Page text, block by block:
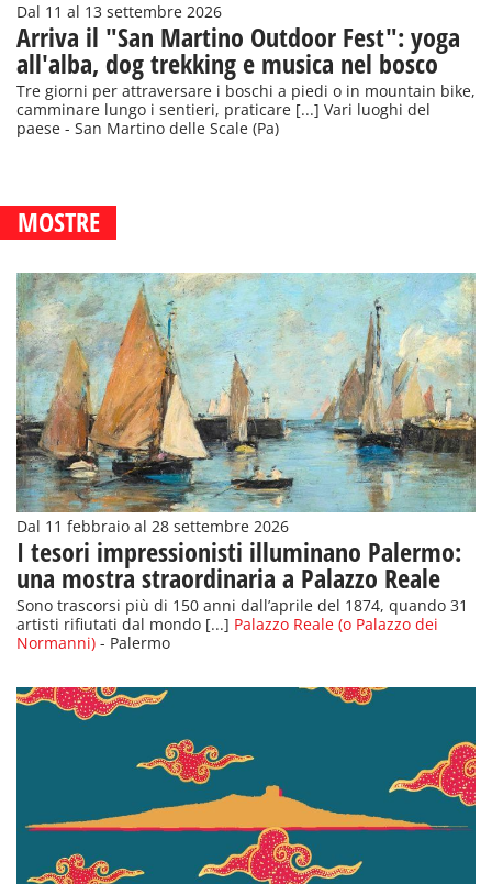
Dal 11 al 13 settembre 2026
Arriva il "San Martino Outdoor Fest": yoga
all'alba, dog trekking e musica nel bosco
Tre giorni per attraversare i boschi a piedi o in mountain bike,
camminare lungo i sentieri, praticare [...] Vari luoghi del
paese - San Martino delle Scale (Pa)
MOSTRE
Dal 11 febbraio al 28 settembre 2026
I tesori impressionisti illuminano Palermo:
una mostra straordinaria a Palazzo Reale
Sono trascorsi più di 150 anni dall’aprile del 1874, quando 31
artisti rifiutati dal mondo [...] Palazzo Reale (o Palazzo dei
Normanni) - Palermo